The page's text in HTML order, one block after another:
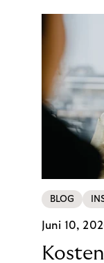
BLOG
Juni 10,